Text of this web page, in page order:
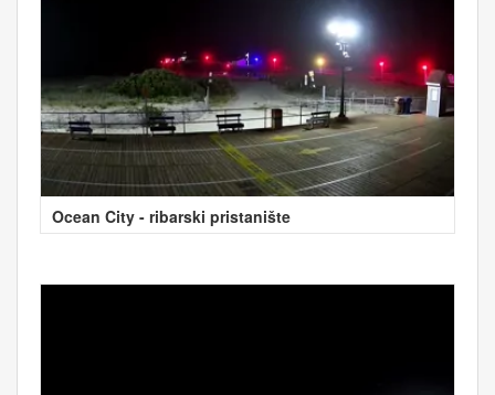
Ocean City - ribarski pristanište